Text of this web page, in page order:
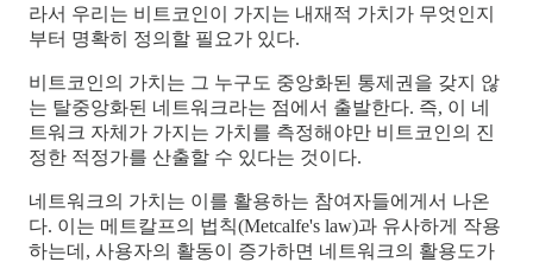
라서 우리는 비트코인이 가지는 내재적 가치가 무엇인지
부터 명확히 정의할 필요가 있다.
비트코인의 가치는 그 누구도 중앙화된 통제권을 갖지 않
는 탈중앙화된 네트워크라는 점에서 출발한다. 즉, 이 네
트워크 자체가 가지는 가치를 측정해야만 비트코인의 진
정한 적정가를 산출할 수 있다는 것이다.
네트워크의 가치는 이를 활용하는 참여자들에게서 나온
다. 이는 메트칼프의 법칙(Metcalfe's law)과 유사하게 작용
하는데, 사용자의 활동이 증가하면 네트워크의 활용도가